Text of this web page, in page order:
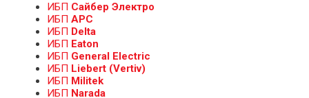
ИБП Сайбер Электро
ИБП APC
ИБП Delta
ИБП Eaton
ИБП General Electric
ИБП Liebert (Vertiv)
ИБП Militek
ИБП Narada